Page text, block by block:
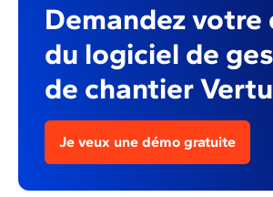
Demandez votre
du logiciel de
de chantier
Je veux une démo gratuite